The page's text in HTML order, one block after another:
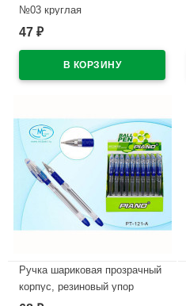
№03 круглая
В наличии
47 ₽
Ручка шариковая прозрачный
корпус, резиновый упор
(PIANO) синий, 0,5мм, игла,